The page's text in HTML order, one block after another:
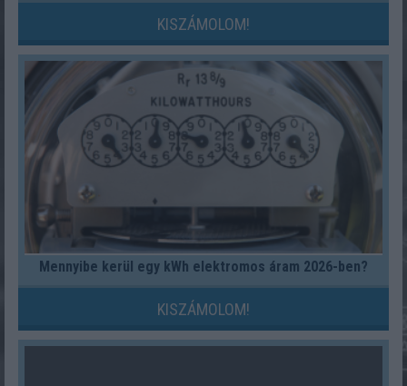
KISZÁMOLOM!
Mennyibe kerül egy kWh elektromos áram 2026-ben?
KISZÁMOLOM!